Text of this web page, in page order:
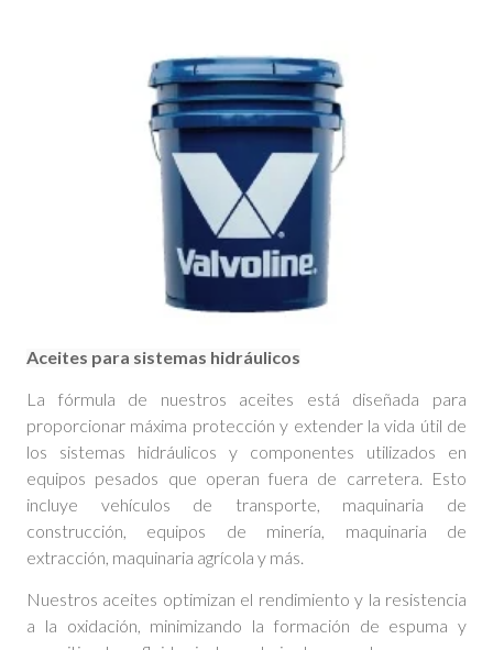
Aceites para sistemas hidráulicos
La fórmula de nuestros aceites está diseñada para
proporcionar máxima protección y extender la vida útil de
los sistemas hidráulicos y componentes utilizados en
equipos pesados que operan fuera de carretera. Esto
incluye vehículos de transporte, maquinaria de
construcción, equipos de minería, maquinaria de
extracción, maquinaria agrícola y más.
Nuestros aceites optimizan el rendimiento y la resistencia
a la oxidación, minimizando la formación de espuma y